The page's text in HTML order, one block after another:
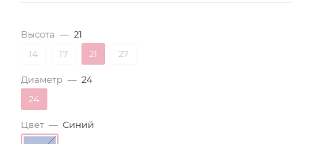
Высота — 21
14
17 21 27
Диаметр — 24
24
Цвет — Синий